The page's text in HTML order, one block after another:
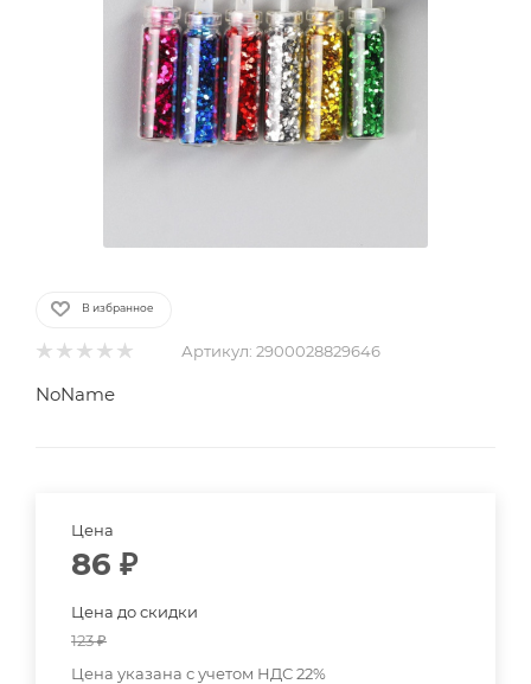
В избранное
Артикул: 2900028829646
NoName
Цена
86 ₽
Цена до скидки
123₽
Цена указана с учетом НДС 22%